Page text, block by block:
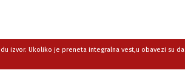
izvor. Ukoliko je preneta integralna vest,u obavezi su da